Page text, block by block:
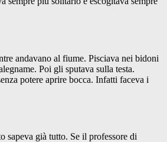
andavano al fiume. Pisciava nei bidoni
Poi gli sputava sulla testa.
potere aprire bocca. Infatti faceva i
sapeva già tutto. Se il professore di